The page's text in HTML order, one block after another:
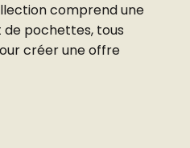
comprend une
pochettes, tous
créer une offre